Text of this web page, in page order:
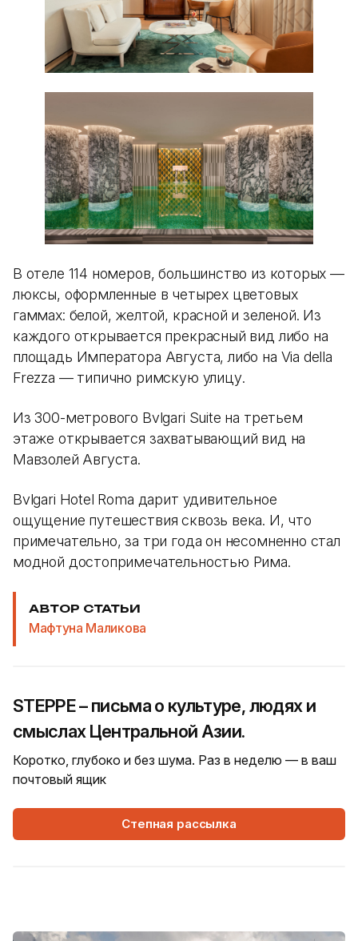
В отеле 114 номеров, большинство из которых —
люксы, оформленные в четырех цветовых
гаммах: белой, желтой, красной и зеленой. Из
каждого открывается прекрасный вид либо на
площадь Императора Августа, либо на Via della
Frezza — типично римскую улицу.
Из 300-метрового Bvlgari Suite на третьем
этаже открывается захватывающий вид на
Мавзолей Августа.
Bvlgari Hotel Roma дарит удивительное
ощущение путешествия сквозь века. И, что
примечательно, за три года он несомненно стал
модной достопримечательностью Рима.
АВТОР СТАТЬИ
Мафтуна Маликова
STEPPE – письма о культуре, людях и
смыслах Центральной Азии.
Коротко, глубоко и без шума. Раз в неделю — в ваш
почтовый ящик
Степная рассылка